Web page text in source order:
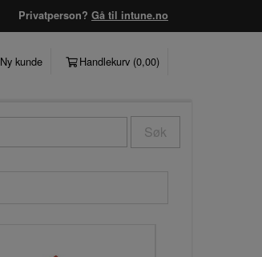
Privatperson? Gå til intune.no
Ny kunde Handlekurv (0,00)
Søk